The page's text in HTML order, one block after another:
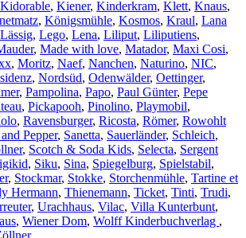
Kidorable, Kiener, Kinderkram, Klett, Knaus,
, Königsmühle, Kosmos, Kraul, Lana
Lässig, Lego, Lena, Liliput, Liliputiens,
, Made with love, Matador, Maxi Cosi,
, Moritz, Naef, Nanchen, Naturino, NIC,
, Nordsüd, Odenwälder, Oettinger,
, Pampolina, Papo, Paul Günter, Pepe
, Pickapooh, Pinolino, Playmobil,
, Ravensburger, Ricosta, Römer, Rowohlt
Pepper, Sanetta, Sauerländer, Schleich,
, Scotch & Soda Kids, Selecta, Sergent
, Siku, Sina, Spiegelburg, Spielstabil,
, Stockmar, Stokke, Storchenmühle, Tartine et
Hermann, Thienemann, Ticket, Tinti, Trudi,
, Urachhaus, Vilac, Villa Kunterbunt,
, Wiener Dom, Wolff Kinderbuchverlag ,